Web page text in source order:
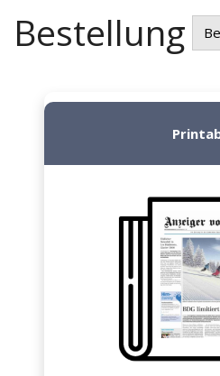
Bestellung